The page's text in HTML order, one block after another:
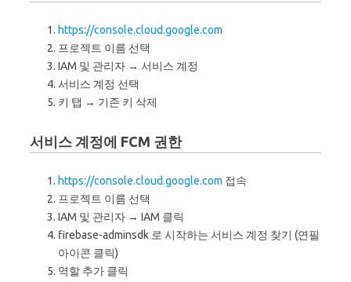
https://console.cloud.google.com
프로젝트 이름 선택
IAM 및 관리자 → 서비스 계정
서비스 계정 선택
키 탭 → 기존 키 삭제
서비스 계정에 FCM 권한
https://console.cloud.google.com 접속
프로젝트 이름 선택
IAM 및 관리자 → IAM 클릭
firebase-adminsdk 로 시작하는 서비스 계정 찾기 (연필
아이콘 클릭)
역할 추가 클릭